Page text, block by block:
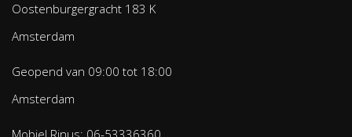
Oostenburgergracht 183 K
Amsterdam
Geopend van 09:00 tot 18:00
Amsterdam